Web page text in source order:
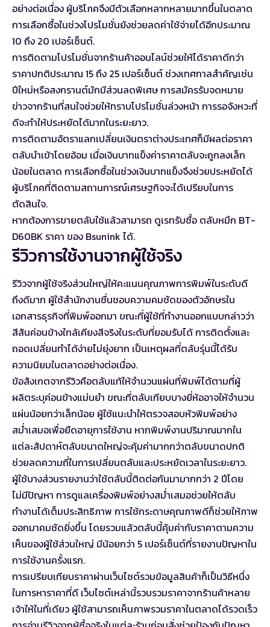
อย่างต่อเนื่อง ผู้บริโภคจึงมีตัวเลือกหลากหลายมากขึ้นในตลาด
การเลือกซื้อในช่วงโปรโมชั่นยังช่วยลดค่าใช้จ่ายได้อีกประมาณ
10 ถึง 20 เปอร์เซ็นต์.
การติดตามโปรโมชั่นจากร้านค้าออนไลน์ช่วยให้ได้ราคาดีกว่า
ราคาปกติประมาณ 15 ถึง 25 เปอร์เซ็นต์ ช่วงเทศกาลสำคัญเช่น
ปีใหม่หรือสงกรานต์มักมีส่วนลดพิเศษ การสมัครรับจดหมาย
ข่าวจากร้านที่สนใจช่วยให้ทราบโปรโมชั่นล่วงหน้า การรอจังหวะที่
ดีจะทำให้ประหยัดได้มากในระยะยาว.
การติดตามอัตราแลกเปลี่ยนเงินตราต่างประเทศก็มีผลต่อราคา
ตลับนำเข้าโดยอ้อม เมื่อเงินบาทแข็งค่าราคาตลับจะถูกลงเล็ก
น้อยในตลาด การเลือกซื้อในช่วงเงินบาทแข็งจึงช่วยประหยัดได้
ผู้บริโภคที่ติดตามสถานการณ์เศรษฐกิจจะได้เปรียบในการ
ตัดสินใจ.
หากต้องการขายตลับใช้แล้วสามารถ ดูเรทรับซื้อ ตลับหมึก BT-
D60BK ราคา ของ Bsunink ได้.
รีวิวการใช้งานจากผู้ใช้จริง
รีวิวจากผู้ใช้จริงส่วนใหญ่ให้คะแนนคุณภาพการพิมพ์ในระดับดี
ถึงดีมาก ผู้ใช้สำนักงานชื่นชอบความคมชัดของตัวอักษรใน
เอกสารธุรกิจที่พิมพ์ออกมา ขณะที่ผู้ใช้ที่ทำงานออกแบบกล่าวว่า
สีสันค่อนข้างใกล้เคียงสีจริงในระดับที่ยอมรับได้ การติดตั้งและ
ถอดเปลี่ยนทำได้ง่ายไม่ยุ่งยาก เป็นเหตุผลที่ตลับรุ่นนี้ได้รับ
ความนิยมในตลาดอย่างต่อเนื่อง.
ข้อสังเกตจากรีวิวคือตลับแท้ให้จำนวนแผ่นที่พิมพ์ได้ตามที่ผู้
ผลิตระบุค่อนข้างแม่นยำ ขณะที่ตลับเทียบบางยี่ห้ออาจให้จำนวน
แผ่นน้อยกว่าเล็กน้อย ผู้ใช้แนะนำให้ตรวจสอบหัวพิมพ์อย่าง
สม่ำเสมอเพื่อยืดอายุการใช้งาน หากพิมพ์งานปริมาณมากใน
แต่ละสัปดาห์ตลับขนาดใหญ่จะคุ้มค่ามากกว่าตลับขนาดปกติ
ช่วยลดความถี่ในการเปลี่ยนตลับและประหยัดเวลาในระยะยาว.
ผู้ใช้บางส่วนรายงานว่าใช้ตลับนี้ติดต่อกันมามากกว่า 2 ปีโดย
ไม่มีปัญหา การดูแลเครื่องพิมพ์อย่างสม่ำเสมอช่วยให้ตลับ
ทำงานได้เต็มประสิทธิภาพ การใช้กระดาษคุณภาพดีก็ช่วยให้ภาพ
ออกมาคมชัดยิ่งขึ้น โดยรวมแล้วตลับนี้คุ้มค่ากับราคาตามความ
เห็นของผู้ใช้ส่วนใหญ่ มีน้อยกว่า 5 เปอร์เซ็นต์ที่รายงานปัญหาใน
การใช้งานครั้งแรก.
การเปรียบเทียบราคาผ่านเว็บไซต์รวมข้อมูลสินค้าก็เป็นวิธีหนึ่ง
ในการหาราคาที่ดี เว็บไซต์เหล่านี้รวบรวมราคาจากร้านค้าหลาย
เจ้าให้ในที่เดียว ผู้ใช้สามารถเห็นภาพรวมราคาในตลาดได้รวดเร็ว